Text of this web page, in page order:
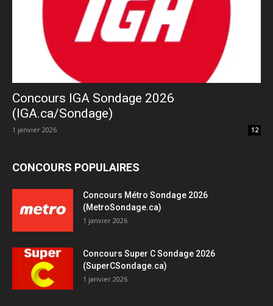
Concours IGA Sondage 2026
(IGA.ca/Sondage)
1 janvier 2026 12
CONCOURS POPULAIRES
Concours Métro Sondage 2026
(MetroSondage.ca)
1 janvier 2026
Concours Super C Sondage 2026
(SuperCSondage.ca)
1 janvier 2026